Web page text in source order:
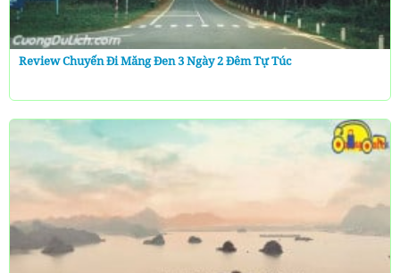
Review Chuyến Đi Măng Đen 3 Ngày 2 Đêm Tự Túc